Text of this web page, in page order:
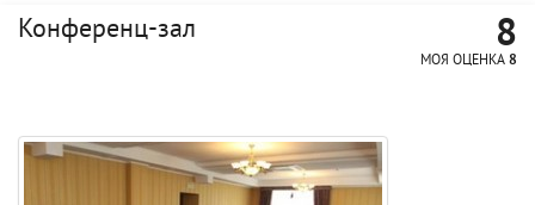
Конференц-зал 8
МОЯ ОЦЕНКА 8